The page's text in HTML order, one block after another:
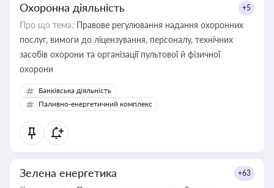
Охоронна діяльність +5
Про що тема: Правове регулювання надання охоронних
послуг, вимоги до ліцензування, персоналу, технічних
засобів охорони та організації пультової й фізичної
охорони
Банківська діяльність
Паливно-енергетичний комплекс
Зелена енергетика +63